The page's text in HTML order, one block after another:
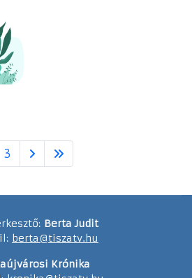
3
Berta Judit
berta@tiszatv.hu
Krónika